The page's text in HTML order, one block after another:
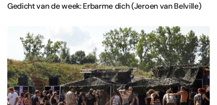
Gedicht van de week: Erbarme dich (Jeroen van Belville)